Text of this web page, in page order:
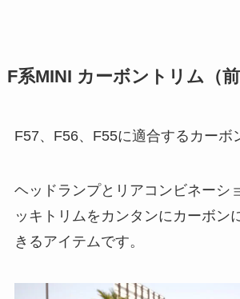
F系MINI カーボントリム（前
F57、F56、F55に適合するカーボ
ヘッドランプとリアコンビネーシ
ッキトリムをカンタンにカーボン
きるアイテムです。